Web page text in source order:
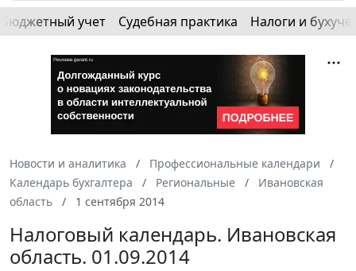
Бюджетный учет Судебная практика Налоги и
Новости и аналитика
Профессиональные календари
Календарь бухгалтера
Региональные
Ивановская
область
1 сентября 2014
Налоговый календарь. Ивановская
область. 01.09.2014